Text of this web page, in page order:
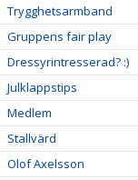
Trygghetsarmband
Gruppens fair play
Dressyrintresserad? :)
Julklappstips
Medlem
Stallvärd
Olof Axelsson